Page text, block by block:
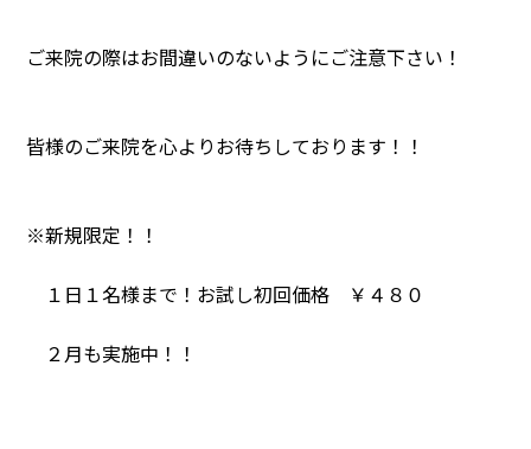
ご来院の際はお間違いのないようにご注意下さい！
皆様のご来院を心よりお待ちしております！！
※新規限定！！
１日１名様まで！お試し初回価格 ￥４８０
２月も実施中！！